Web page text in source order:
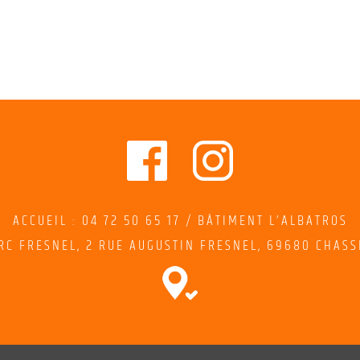
ACCUEIL : 04 72 50 65 17 / BÂTIMENT L’ALBATROS
FRESNEL, 2 RUE AUGUSTIN FRESNEL, 69680